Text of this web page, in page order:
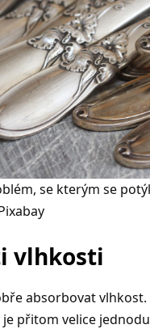
se kterým se
vlhkosti
absorbovat
přitom velice